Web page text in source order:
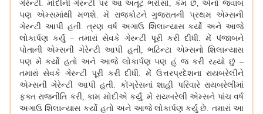
ગેરેન્ટી. મોદીની ગેરન્ટી પર આ અતૂટ ભરોસો, કેમ છે, એનો જવાબ
પણ એમ્સમાંથી મળશે. મેં રાજકોટને ગુજરાતની પ્રથમ એમ્સની
ગેરન્ટી આપી હતી. ત્રણ વર્ષ અગાઉ શિલાન્યાસ કર્યો અને આજે
લોકાર્પણ કર્યું – તમારાં સેવકે ગેરન્ટી પૂરી કરી દીધી. મેં પંજાબને
પોતાની એમ્સની ગેરેન્ટી આપી હતી, ભટિન્ટા એમ્સનો શિલાન્યાસ
પણ મેં કર્યો હતો અને આજે લોકાર્પણ પણ હું જ કરી રહ્યો છું –
તમારાં સેવકે ગેરન્ટી પૂરી કરી દીધી. મેં ઉત્તરપ્રદેશના રાયબરેલીને
એમ્સની ગેરેન્ટી આપી હતી. કોંગ્રેસનાં શાહી પરિવારે રાયબરેલીમાં
ફક્ત રાજનીતિ કરી, કામ મોદીએ કર્યું. મેં રાયબરેલી એમ્સને પાંચ વર્ષ
અગાઉ શિલાન્યાસ કર્યો હતો અને આજે લોકાર્પણ કર્યું છે. તમારાં આ